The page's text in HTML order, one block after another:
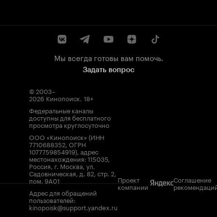
Мы всегда готовы вам помочь.
Задать вопрос
© 2003–
2026 Кинопоиск. 18+
Федеральные каналы
доступны для бесплатного
просмотра круглосуточно
ООО «Кинопоиск» (ИНН
7710688352, ОГРН
1077759854919), адрес
местонахождения: 115035,
Россия, г. Москва, ул.
Садовническая, д. 82, стр. 2,
пом. 9А01
Адрес для обращений
пользователей:
kinopoisk@support.yandex.ru
Проект
компании
Соглашение